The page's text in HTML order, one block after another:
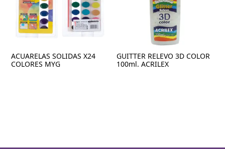
ACUARELAS SOLIDAS X24
COLORES MYG
GUITTER RELEVO 3D COLOR
100ml. ACRILEX